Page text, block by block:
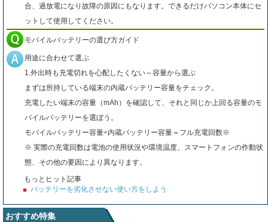
合、過放電になり故障の原因にもなります。できるだけパソコン本体にセ
ットして使用してください。
モバイルバッテリーの選び方ガイド
用途に合わせて選ぶ
1.外出時も充電切れを心配したくない～容量から選ぶ
まずは所持している端末の内蔵バッテリー容量をチェック。
充電したい端末の容量（mAh）を確認して、それと同じか上回る容量のモ
バイルバッテリーを選ぼう。
モバイルバッテリー容量÷内蔵バッテリー容量＝フル充電回数※
※ 実際の充電回数は電池の使用状況や環境温度、スマートフォンの作動状
態、その他の要因により異なります。
もっとヒット記事
バッテリーを劣化させない使い方をしよう
おすすめ特集